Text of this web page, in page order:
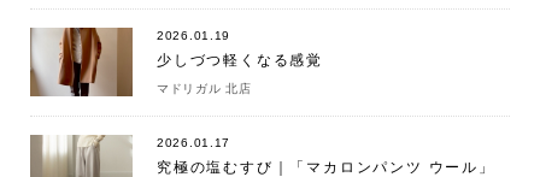
2026.01.19
少しづつ軽くなる感覚
マドリガル 北店
2026.01.17
究極の塩むすび｜「マカロンパンツ ウール」